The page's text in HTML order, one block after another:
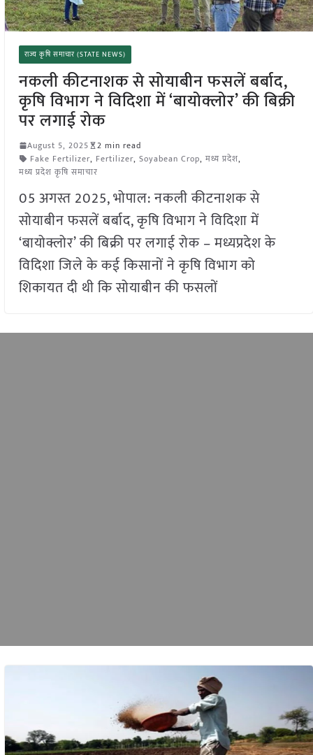
राज्य कृषि समाचार (STATE NEWS)
नकली कीटनाशक से सोयाबीन फसलें बर्बाद,
कृषि विभाग ने विदिशा में ‘बायोक्लोर’ की बिक्री
पर लगाई रोक
August 5, 2025
2 min read
Fake Fertilizer, Fertilizer, Soyabean Crop, मध्य प्रदेश,
मध्य प्रदेश कृषि समाचार
05 अगस्त 2025, भोपाल: नकली कीटनाशक से
सोयाबीन फसलें बर्बाद, कृषि विभाग ने विदिशा में
‘बायोक्लोर’ की बिक्री पर लगाई रोक – मध्यप्रदेश के
विदिशा जिले के कई किसानों ने कृषि विभाग को
शिकायत दी थी कि सोयाबीन की फसलों